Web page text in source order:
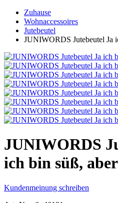
Zuhause
Wohnaccessoires
Jutebeutel
JUNIWORDS Jutebeutel Ja
JUNIWORDS
ich bin süß,
Kundenmeinung schreiben